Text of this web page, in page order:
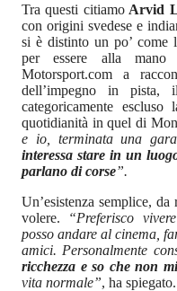
Tra questi citiamoArvid
con origini svedese e
si è distinto un po’
per essere alla
Motorsport.com a
dell’impegno in
categoricamente
quotidianità in quel di
e io, terminata una gara,
interessa stare in un
parlano di corse”.
Un’esistenza semplice,
volere.
“Preferisco
posso andare al cinema,
amici. Personalmente
ricchezza e so che non
vita normale”, ha spiegato.